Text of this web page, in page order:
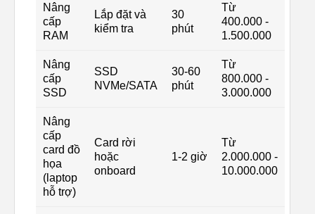
Nâng
cấp
RAM
Lắp đặt và
kiểm tra
30
phút
Từ
400.000 -
1.500.000
Nâng
cấp
SSD
SSD
NVMe/SATA
30-60
phút
Từ
800.000 -
3.000.000
Nâng
cấp
card đồ
họa
(laptop
hỗ trợ)
Card rời
hoặc
onboard
1-2 giờ
Từ
2.000.000 -
10.000.000